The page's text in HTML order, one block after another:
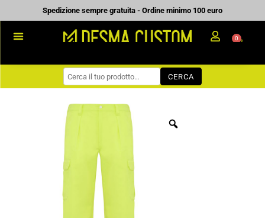
al
contenuto
Spedizione sempre gratuita - Ordine minimo 100 euro
WORKWEAR
COME ORDINARE
PREVENTIVI
CONTATTI
0
CERCA